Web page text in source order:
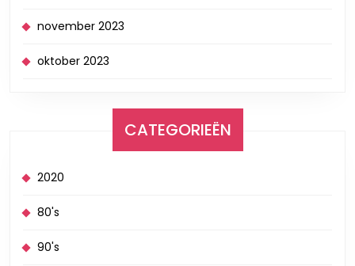
november 2023
oktober 2023
CATEGORIEËN
2020
80's
90's